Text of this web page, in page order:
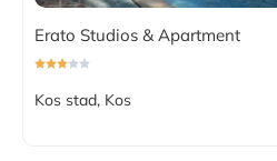
Erato Studios & Apartment
Kos stad, Kos